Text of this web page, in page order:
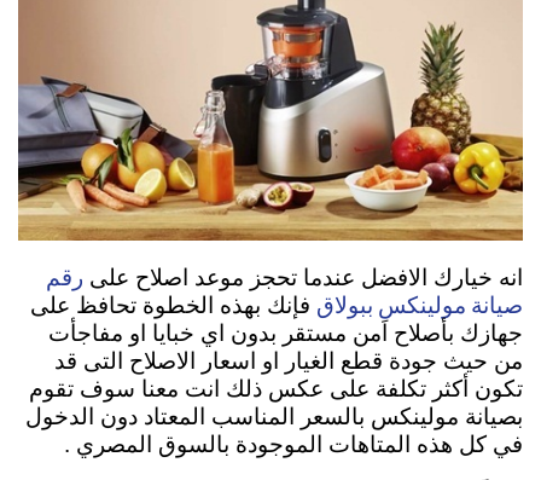
انه خيارك الافضل عندما تحجز موعد اصلاح على رقم
صيانة مولينكس ببولاق فإنك بهذه الخطوة تحافظ على
جهازك بأصلاح اَمن مستقر بدون اي خبايا او مفاجأت
من حيث جودة قطع الغيار او اسعار الاصلاح التى قد
تكون أكثر تكلفة على عكس ذلك انت معنا سوف تقوم
بصيانة مولينكس بالسعر المناسب المعتاد دون الدخول
في كل هذه المتاهات الموجودة بالسوق المصري .